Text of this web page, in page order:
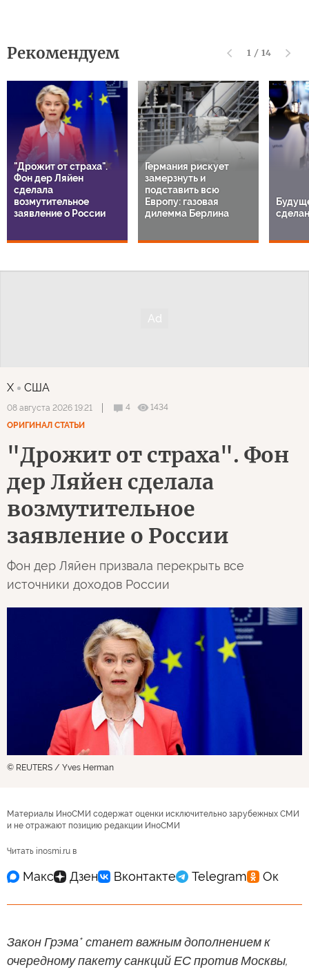
Рекомендуем 1 / 14
"Дрожит от страха".
Фон дер Ляйен
сделала
возмутительное
заявление о России
Германия рискует
замерзнуть и
подставить всю
Европу: газовая
дилемма Берлина
X США
08 августа 2026 19:21 4
1434
ОРИГИНАЛ СТАТЬИ
"Дрожит от страха". Фон
дер Ляйен сделала
возмутительное
заявление о России
Фон дер Ляйен призвала перекрыть все
источники доходов России
© REUTERS / Yves Herman
Материалы ИноСМИ содержат оценки исключительно зарубежных СМИ
и не отражают позицию редакции ИноСМИ
Читать inosmi.ru в
Закон Грэма* станет важным дополнением к
очередному пакету санкций ЕС против Москвы,